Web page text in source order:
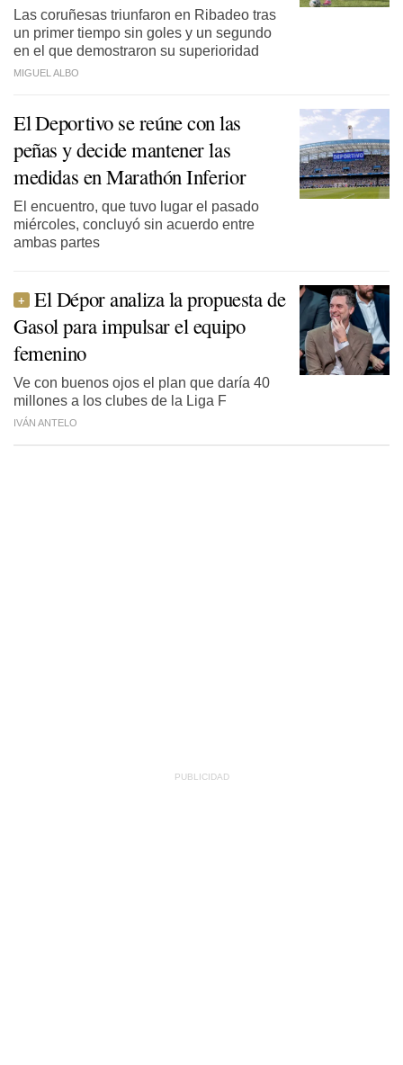
Las coruñesas triunfaron en Ribadeo tras
un primer tiempo sin goles y un segundo
en el que demostraron su superioridad
MIGUEL ALBO
El Deportivo se reúne con las
peñas y decide mantener las
medidas en Marathón Inferior
El encuentro, que tuvo lugar el pasado
miércoles, concluyó sin acuerdo entre
ambas partes
El Dépor analiza la propuesta de
Gasol para impulsar el equipo
femenino
Ve con buenos ojos el plan que daría 40
millones a los clubes de la Liga F
IVÁN ANTELO